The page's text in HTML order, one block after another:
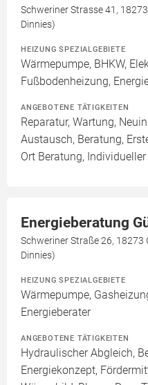
Schweriner Strasse 41,
Dinnies)
HEIZUNG SPEZIALGEBIETE
Wärmepumpe, BHKW,
Fußbodenheizung,
ANGEBOTENE TÄTIGKEITEN
Reparatur, Wartung,
Austausch, Beratung,
Ort Beratung,
Energieberatung
Schweriner Straße 26,
Dinnies)
HEIZUNG SPEZIALGEBIETE
Wärmepumpe,
Energieberater
ANGEBOTENE TÄTIGKEITEN
Hydraulischer Abgleich,
Energiekonzept,